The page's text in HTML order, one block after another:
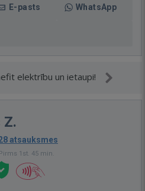
E-pasts WhatsApp
elektrību un ietaupi!
Z.
atsauksmes
1st. 45 min.